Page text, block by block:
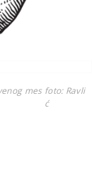
mes foto: Ravli
ć